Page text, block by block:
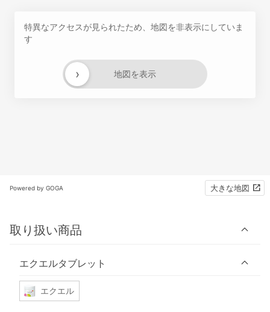
特異なアクセスが見られたため、地図を非表示にしていま
す
地図を表示
›
Powered by GOGA 大きな地図
取り扱い商品
エクエルタブレット
エクエル